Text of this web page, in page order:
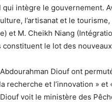
intègre le gouvernement.
l’artisanat et le
et M. Cheikh Niang
constituent le lot des
Diouf ont
recherche et l’innovation »
voit le ministère des